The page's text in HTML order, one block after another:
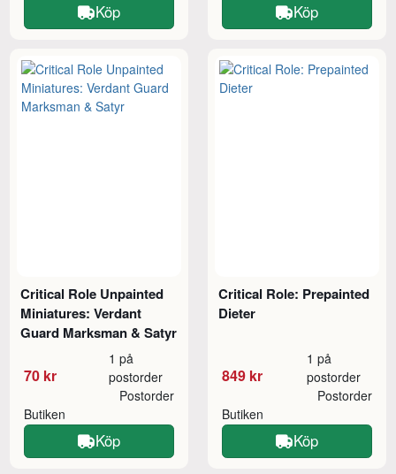
Köp Köp
Critical Role Unpainted
Miniatures: Verdant
Guard Marksman & Satyr
70 kr
1 på
postorder
Butiken
Postorder
Köp
Critical Role: Prepainted
Dieter
849 kr
1 på
postorder
Butiken
Postorder
Köp